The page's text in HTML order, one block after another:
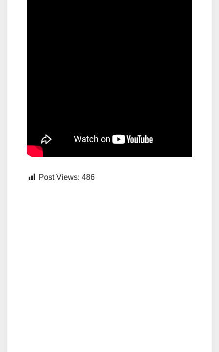
Post Views: 486